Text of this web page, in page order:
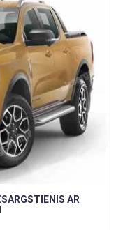
AR